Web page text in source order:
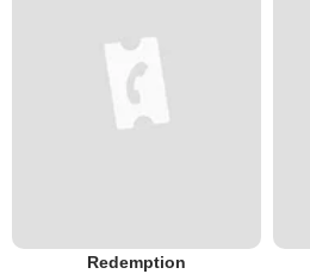
Redemption